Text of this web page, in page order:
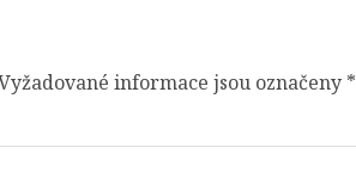
informace jsou označeny *